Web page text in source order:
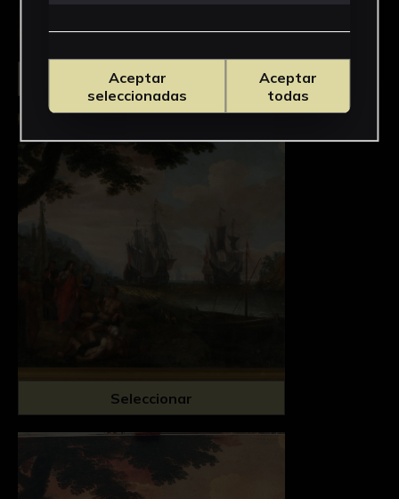
Seleccionar
Seleccionar
Aceptar
seleccionadas
Aceptar
todas